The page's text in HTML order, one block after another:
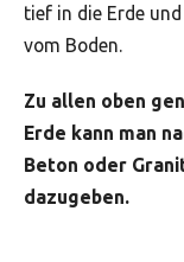
tief in die Erde
vom Boden.
Zu allen oben
Erde kann man
Beton oder
dazugeben.